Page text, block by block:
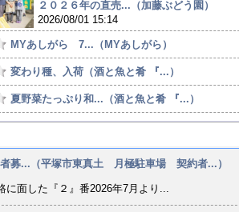
２０２６年の直売...（加藤ぶどう園）
2026/08/01 15:14
MYあしがら 7...（MYあしがら）
変わり種、入荷（酒と魚と肴 『...）
夏野菜たっぷり和...（酒と魚と肴 『...）
募...（平塚市東真土 月極駐車場 契約者...）
に面した『２』番2026年7月より...